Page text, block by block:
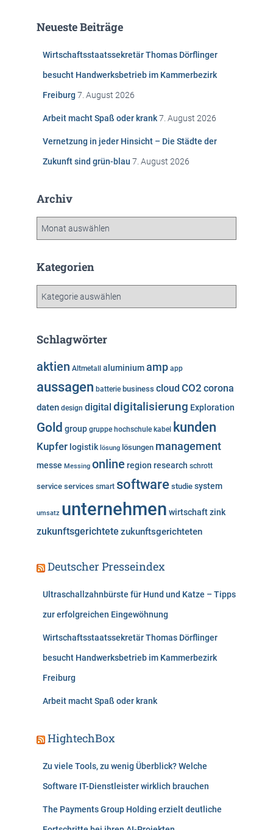
n
Neueste Beiträge
Wirtschaftsstaatssekretär Thomas Dörflinger
besucht Handwerksbetrieb im Kammerbezirk
Freiburg 7. August 2026
Arbeit macht Spaß oder krank7. August 2026
Vernetzung in jeder Hinsicht – Die Städte der
Zukunft sind grün-blau 7. August 2026
Archiv
h
Kategorien
g
r
i
n
Schlagwörter
aktien Altmetall aluminiumamp app
aussagen batterie business cloud CO2 corona
daten design digital digitalisierung Exploration
Gold group gruppe hochschule kabel kunden
Kupfer logistik lösung lösungen management
messe Messing online region research schrott
service services smart software studie system
umsatz unternehmen wirtschaftzink
zukunftsgerichtete zukunftsgerichteten
Deutscher Presseindex
Ultraschallzahnbürste für Hund und Katze – Tipps
zur erfolgreichen Eingewöhnung
Wirtschaftsstaatssekretär Thomas Dörflinger
besucht Handwerksbetrieb im Kammerbezirk
Freiburg
Arbeit macht Spaß oder krank
HightechBox
Zu viele Tools, zu wenig Überblick? Welche
Software IT-Dienstleister wirklich brauchen
The Payments Group Holding erzielt deutliche